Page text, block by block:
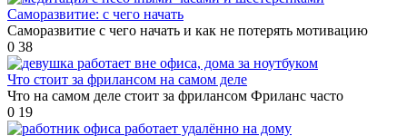
Саморазвитие: с чего начать
Саморазвитие с чего начать и как не потерять мотивацию
0 38
Что стоит за фрилансом на самом деле
Что на самом деле стоит за фрилансом Фриланс часто
0 19